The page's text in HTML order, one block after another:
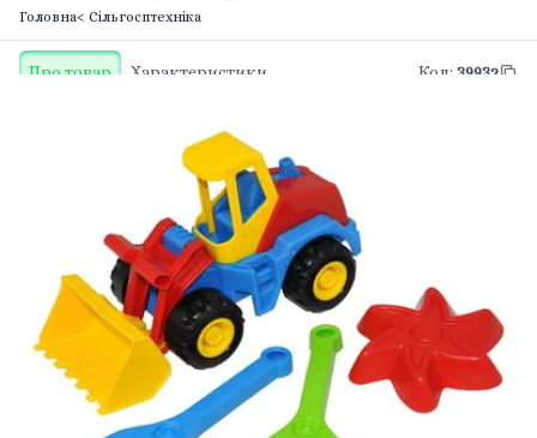
Головна< Сільгосптехніка
Про товар Характеристики Код: 39932